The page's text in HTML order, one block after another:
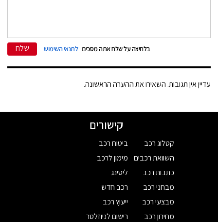
בלחיצה על שלח אתה מסכים לתנאי השימוש שלח
עדיין אין תגובות. השאירו את ההערה הראשונה.
קישורים
קטלוג רכב
השוואת רכבים
כתבות רכב
מבחני רכב
מבצעי רכב
מחירון רכב
ביטוח רכב
מימון לרכב
ליסינג
רכב חדש
ייעוץ רכב
רישום לניוזלטר